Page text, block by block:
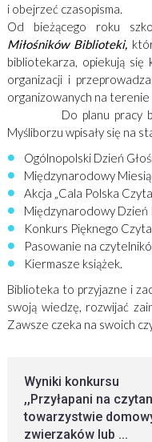
i obejrzeć czasopisma.
Od bieżącego roku
Miłośników Biblioteki,
bibliotekarza, opiekują się
organizacji i
organizowanych na terenie
Do planu pracy
Myśliborzu wpisały się na
Ogólnopolski Dzień
Międzynarodowy
Akcja „Cala Polska
Międzynarodowy Dzień
Konkurs Pięknego
Pasowanie na
Kiermasze książek.
Biblioteka to przyjazne i
swoją wiedzę, rozwijać
Zawsze czeka na swoich
Wyniki konkursu
,,Przyłapani na
towarzystwie
zwierzaków lub ...